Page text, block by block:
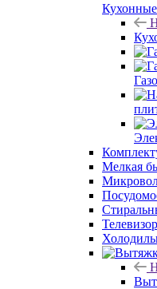
Мелкая